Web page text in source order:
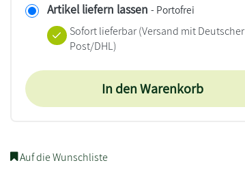
Artikel liefern lassen - Portofrei
Sofort lieferbar(Versand mit Deutscher
Post/DHL)
In den Warenkorb
Auf die Wunschliste